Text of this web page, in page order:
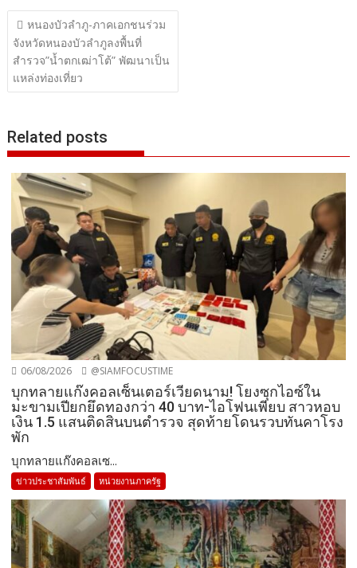
แนะแนว
เรื่อง
หนองบัวลำภู-ภาคเอกชนร่วม
จังหวัดหนองบัวลำภูลงพื้นที่
สำรวจ”น้ำตกเฒ่าโต้” พัฒนาเป็น
แหล่งท่องเที่ยว
Related posts
06/08/2026 @SIAMFOCUSTIME
บุกทลายแก๊งคอลเซ็นเตอร์เวียดนาม! โยงซุกไอซ์ใน
มะขามเปียกยึดทองกว่า 40 บาท-ไอโฟนเพียบ สาวหอบ
เงิน 1.5 แสนติดสินบนตำรวจ สุดท้ายโดนรวบทันคาโรง
พัก
บุกทลายแก๊งคอลเซ...
ข่าวประชาสัมพันธ์ หน่วยงานภาครัฐ